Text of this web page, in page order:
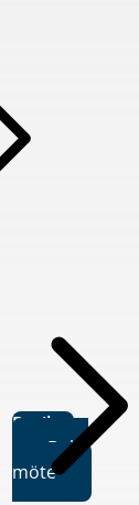
Butiker
Boka
möte